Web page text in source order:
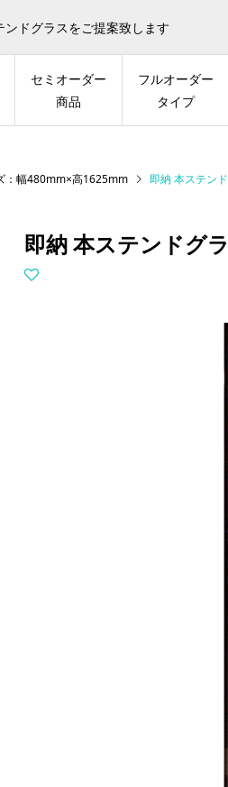
ドグラスをご提案致します
セミオーダー
商品
フルオーダー
タイプ
：幅480mm×高1625mm 即納 本ステン
即納 本ステンドグ